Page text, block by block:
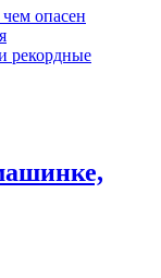
чем опасен
рекордные